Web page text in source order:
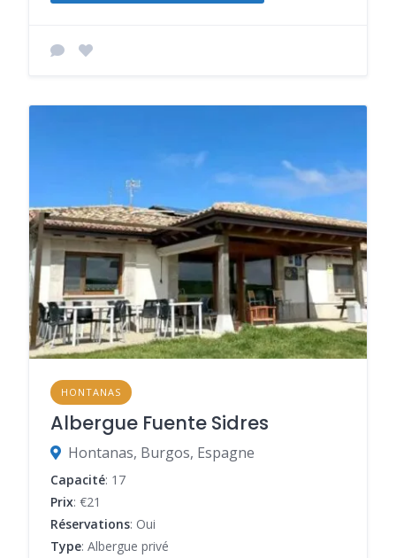
HONTANAS
Albergue Fuente Sidres
Hontanas, Burgos, Espagne
Capacité: 17
Prix: €21
Réservations: Oui
Type: Albergue privé